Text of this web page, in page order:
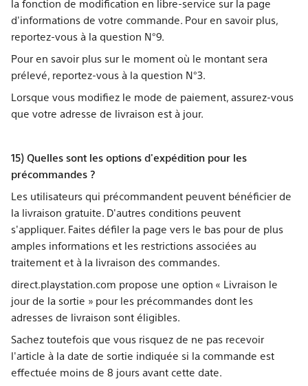
la fonction de modification en libre-service sur la page
d'informations de votre commande. Pour en savoir plus,
reportez-vous à la question N°9.
Pour en savoir plus sur le moment où le montant sera
prélevé, reportez-vous à la question N°3.
Lorsque vous modifiez le mode de paiement, assurez-vous
que votre adresse de livraison est à jour.
15) Quelles sont les options d'expédition pour les
précommandes ?
Les utilisateurs qui précommandent peuvent bénéficier de
la livraison gratuite. D'autres conditions peuvent
s'appliquer. Faites défiler la page vers le bas pour de plus
amples informations et les restrictions associées au
traitement et à la livraison des commandes.
direct.playstation.com propose une option « Livraison le
jour de la sortie » pour les précommandes dont les
adresses de livraison sont éligibles.
Sachez toutefois que vous risquez de ne pas recevoir
l'article à la date de sortie indiquée si la commande est
effectuée moins de 8 jours avant cette date.